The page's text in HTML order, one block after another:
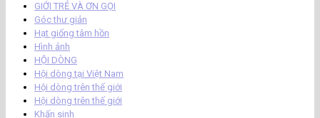
GIỚI TRẺ VÀ ƠN GỌI
Góc thư giản
Hạt giống tâm hồn
Hình ảnh
HỘI DÒNG
Hội dòng tại Việt Nam
Hội dòng trên thế giới
Hội dòng trên thế giới
Khấn sinh